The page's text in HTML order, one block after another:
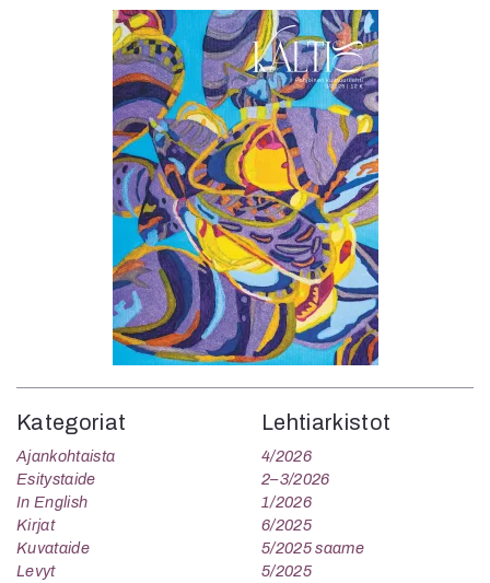
Kategoriat
Ajankohtaista
Esitystaide
In English
Kirjat
Kuvataide
Levyt
Lehtiarkistot
4/2026
2–3/2026
1/2026
6/2025
5/2025 saame
5/2025